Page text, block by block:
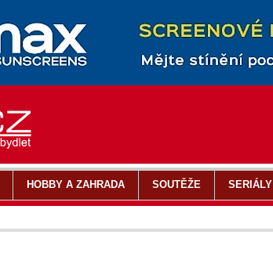
HOBBY A ZAHRADA SOUTĚŽE SERIÁLY